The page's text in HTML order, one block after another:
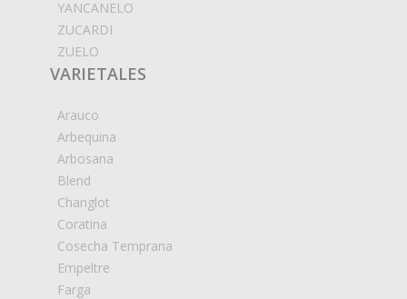
YANCANELO
ZUCARDI
ZUELO
VARIETALES
Arauco
Arbequina
Arbosana
Blend
Changlot
Coratina
Cosecha Temprana
Empeltre
Farga